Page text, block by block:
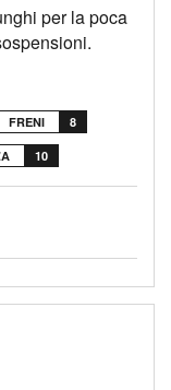
per la poca
FRENI 8
10